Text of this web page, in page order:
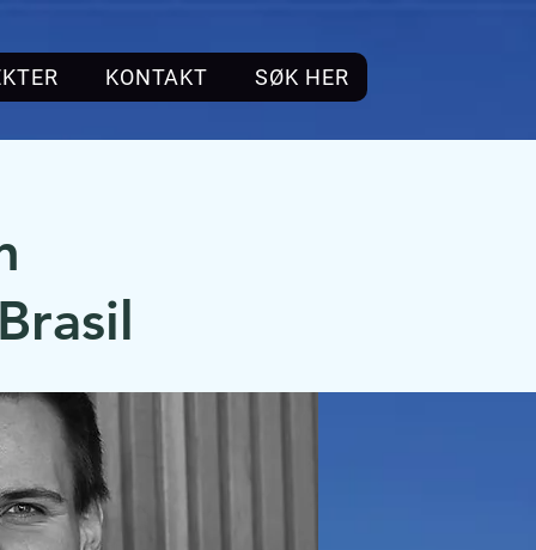
KONTAKT SØK HER